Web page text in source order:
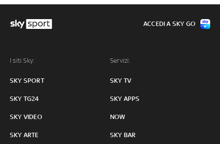
I siti Sky:
SKY SPORT
SKY TG24
SKY VIDEO
SKY ARTE
Servizi:
SKY TV
SKY APPS
NOW
SKY BAR
ACCEDI A SKY GO